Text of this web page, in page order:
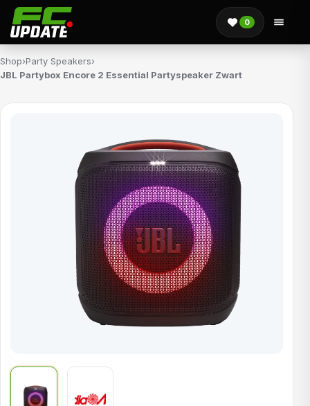
0
Shop›Party Speakers›
JBL Partybox Encore 2 Essential Partyspeaker Zwart